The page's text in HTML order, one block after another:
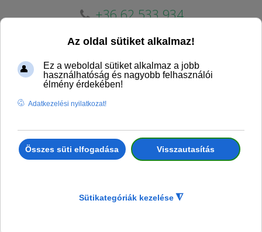
+36 62 533 934
erdogepker@erdogepker.hu
Traktoros tolólap Vastag (RA/PRE/01)
Vissza ide: Traktoros tolólapok
Traktoros
targoncavillára